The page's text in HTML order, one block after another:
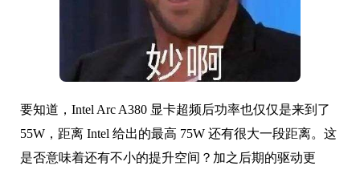
要知道， Intel Arc A380 显卡超频后功率也仅仅是来到了
55W，距离 Intel 给出的最高 75W 还有很大一段距离。这
是否意味着还有不小的提升空间？加之后期的驱动更